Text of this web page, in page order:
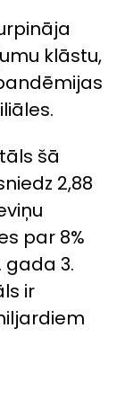
klāstu,
šā
2,88
par 8%
gada 3.
ir